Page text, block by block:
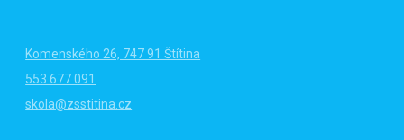
Komenského 26, 747 91 Štítina
553 677 091
skola@zsstitina.cz